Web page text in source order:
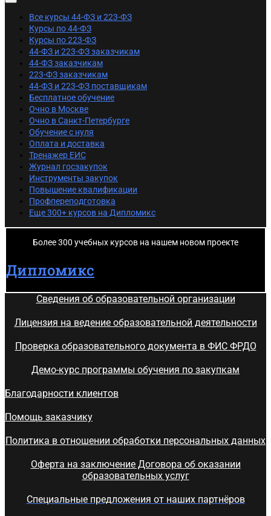
Все курсы 44-ФЗ и 223-ФЗ
Курсы по 44-ФЗ
Курсы по 223-ФЗ
44-ФЗ и 223-ФЗ заказчикам
44-ФЗ заказчикам
223-ФЗ заказчикам
44-ФЗ и 223-ФЗ поставщикам
Бесплатное обучение
Очно в Москве
Очно в Санкт-Петербурге
Обучение с нуля
Оплата и доставка
Тренажер ЕИС
Журнал госзакупок
Инструменты закупок
Повышение квалификации
Профпереподготовка
Еще 300+ курсов на Дипломикс
Более 300 учебных курсов на нашем новом проекте
Дипломикс
Сведения об образовательной организации
Лицензия на ведение образовательной деятельности
Проверка образовательного документа в ФИС ФРДО
Демо-курс программы обучения по закупкам
Благодарности клиентов
Помощь заказчику
Политика в отношении обработки персональных данных
Оферта на заключение Договора об оказании
образовательных услуг
Специальные предложения от наших партнёров